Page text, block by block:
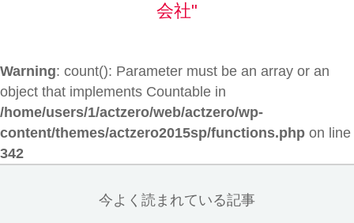
会社"
Warning: count(): Parameter must be an array or an
object that implements Countable in
/home/users/1/actzero/web/actzero/wp-
content/themes/actzero2015sp/functions.php on line
342
今よく読まれている記事